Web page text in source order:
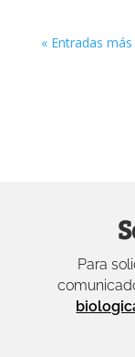
« Entradas
Para